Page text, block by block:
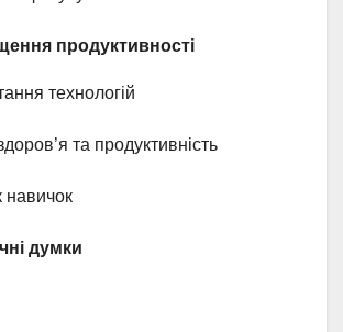
продуктивності
технологій
та продуктивність
навичок
думки